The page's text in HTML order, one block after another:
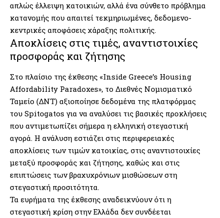
απλώς έλλειψη κατοικιών, αλλά ένα σύνθετο πρόβλημα
κατανομής που απαιτεί τεκμηριωμένες, δεδομενο-
κεντρικές αποφάσεις χάραξης πολιτικής.
Αποκλίσεις στις τιμές, αναντιστοιχίες
προσφοράς και ζήτησης
Στο πλαίσιο της έκθεσης «Inside Greece’s Housing
Affordability Paradoxes», το Διεθνές Νομισματικό
Ταμείο (ΔΝΤ) αξιοποίησε δεδομένα της πλατφόρμας
του Spitogatos για να αναλύσει τις βασικές προκλήσεις
που αντιμετωπίζει σήμερα η ελληνική στεγαστική
αγορά. Η ανάλυση εστιάζει στις περιφερειακές
αποκλίσεις των τιμών κατοικίας, στις αναντιστοιχίες
μεταξύ προσφοράς και ζήτησης, καθώς και στις
επιπτώσεις των βραχυχρόνιων μισθώσεων στη
στεγαστική προσιτότητα.
Τα ευρήματα της έκθεσης αναδεικνύουν ότι η
στεγαστική κρίση στην Ελλάδα δεν συνδέεται